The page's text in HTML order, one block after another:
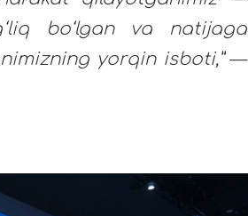
bo‘lgan va natijaga
yorqin isboti,”—